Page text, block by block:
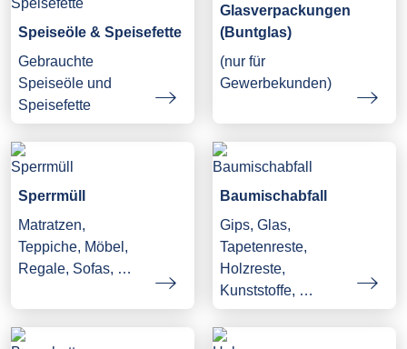
Speiseöle & Speisefette
Gebrauchte
Speiseöle und
Speisefette
Glasverpackungen
(Buntglas)
(nur für
Gewerbekunden)
Sperrmüll
Matratzen,
Teppiche, Möbel,
Regale, Sofas, …
Baumischabfall
Gips, Glas,
Tapetenreste,
Holzreste,
Kunststoffe, …